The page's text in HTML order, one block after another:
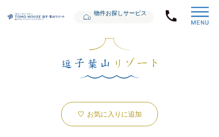
物件お探しサービス
お気に入りに追加